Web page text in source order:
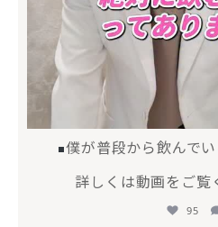
僕が普段から飲んで
詳しくは動画をご覧
95